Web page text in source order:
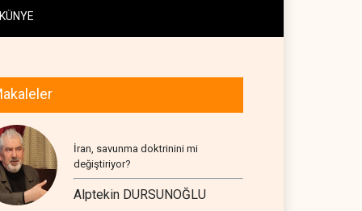
KÜNYE
İran, savunma doktrinini mi
değiştiriyor?
Alptekin DURSUNOĞLU